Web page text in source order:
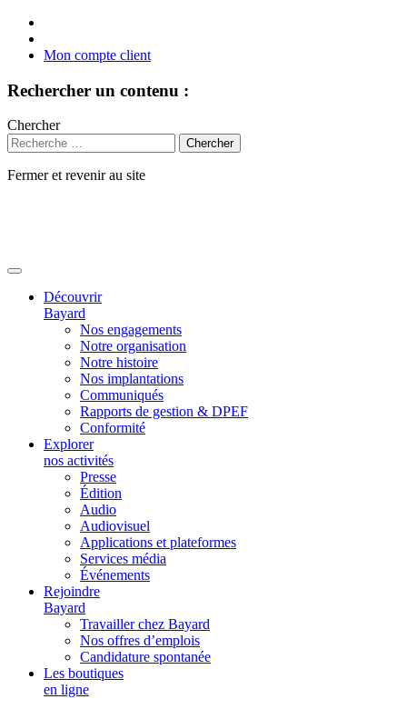
Mon compte client
Rechercher un contenu :
Chercher
Fermer et revenir au site
Découvrir
Bayard
Nos engagements
Notre organisation
Notre histoire
Nos implantations
Communiqués
Rapports de gestion & DPEF
Conformité
Explorer
nos activités
Presse
Édition
Audio
Audiovisuel
Applications et plateformes
Services média
Événements
Rejoindre
Bayard
Travailler chez Bayard
Nos offres d’emplois
Candidature spontanée
Les boutiques
en ligne